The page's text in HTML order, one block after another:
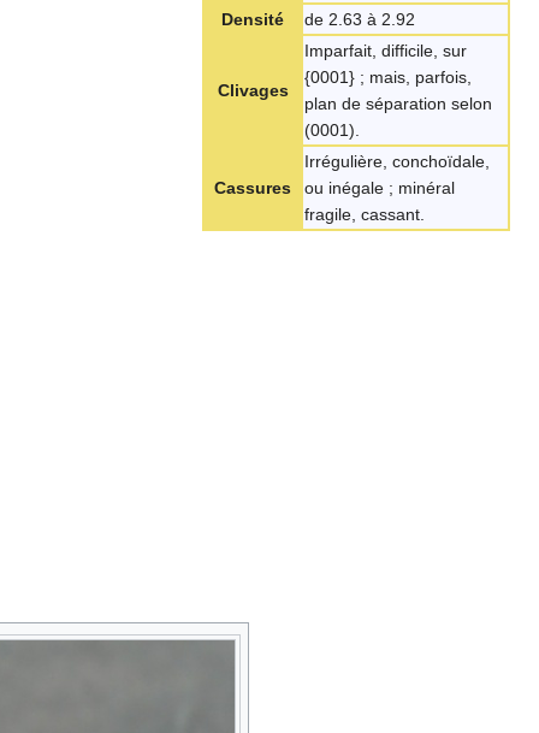
Densité de 2.63 à 2.92
Clivages
Imparfait, difficile, sur
{0001} ; mais, parfois,
plan de séparation selon
(0001).
Cassures
Irrégulière, conchoïdale,
ou inégale ; minéral
fragile, cassant.